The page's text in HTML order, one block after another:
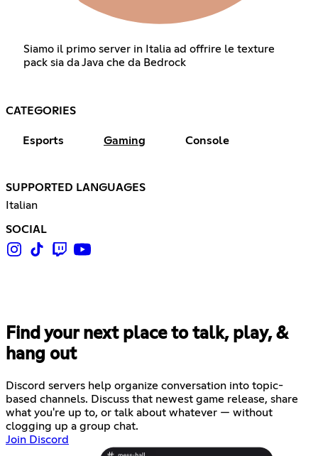
Siamo il primo server in Italia ad offrire le texture
pack sia da Java che da Bedrock
CATEGORIES
Esports Gaming Console
SUPPORTED LANGUAGES
Italian
SOCIAL
Find your next place to talk, play, &
hang out
Discord servers help organize conversation into topic-
based channels. Discuss that newest game release, share
what you're up to, or talk about whatever — without
clogging up a group chat.
Join Discord